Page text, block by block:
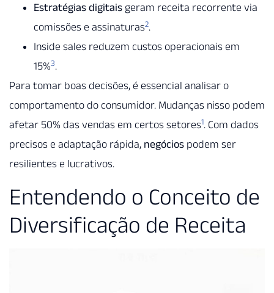
Estratégias digitais geram receita recorrente via
comissões e assinaturas2.
Inside sales reduzem custos operacionais em
15%3.
Para tomar boas decisões, é essencial analisar o
comportamento do consumidor. Mudanças nisso podem
afetar 50% das vendas em certos setores1. Com dados
precisos e adaptação rápida, negócios podem ser
resilientes e lucrativos.
Entendendo o Conceito de
Diversificação de Receita